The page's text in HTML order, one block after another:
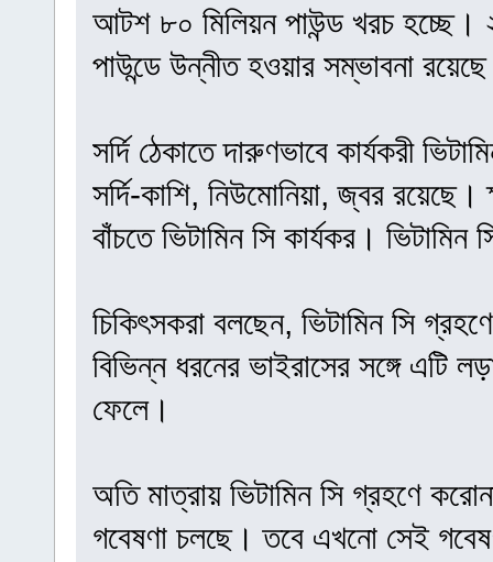
আটশ ৮০ মিলিয়ন পাউন্ড খরচ
পাউন্ডে উন্নীত হওয়ার সম্ভাবনা
সর্দি ঠেকাতে দারুণভাবে কার্যকরী
সর্দি-কাশি, নিউমোনিয়া, জ্বর
বাঁচতে ভিটামিন সি কার্যকর।
চিকিৎসকরা বলছেন, ভিটামিন সি
বিভিন্ন ধরনের ভাইরাসের সঙ্গে
ফেলে।
অতি মাত্রায় ভিটামিন সি গ্রহণে
গবেষণা চলছে। তবে এখনো সেই